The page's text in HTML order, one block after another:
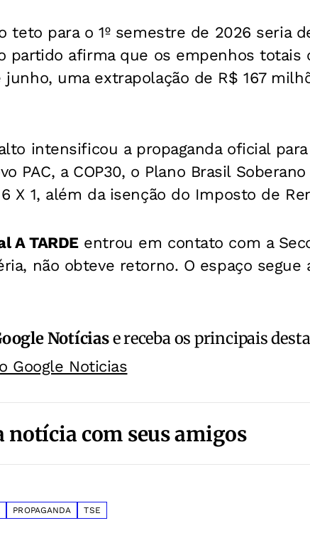
teto para o 1º semestre de 2026 seria
partido afirma que os empenhos totais
uma extrapolação de R$ 167
intensificou a propaganda oficial
PAC, a COP30, o Plano Brasil
X 1, além da isenção do Imposto de
A TARDEentrou em contato com a
não obteve retorno. O espaço segue
Notíciase receba os principais
Google Noticias
notícia com seus amigos
PROPAGANDA TSE